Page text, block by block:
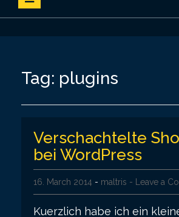
Tag: plugins
Verschachtelte
bei WordPress
16. March 2014 - maltris - Leave a
Kuerzlich habe ich ein